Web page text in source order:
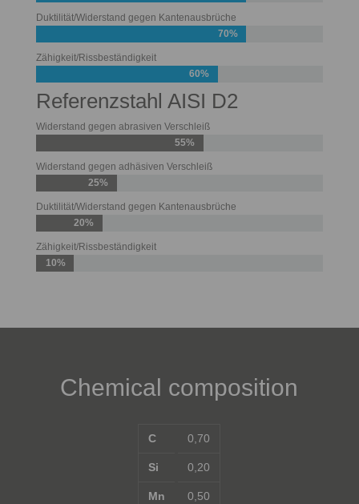
Duktilität/Widerstand gegen Kantenausbrüche
70%
Zähigkeit/Rissbeständigkeit
60%
Referenzstahl AISI D2
Widerstand gegen abrasiven Verschleiß
55%
Widerstand gegen adhäsiven Verschleiß
25%
Duktilität/Widerstand gegen Kantenausbrüche
20%
Zähigkeit/Rissbeständigkeit
10%
Chemical composition
C
Si
Mn
0,70
0,20
0,50